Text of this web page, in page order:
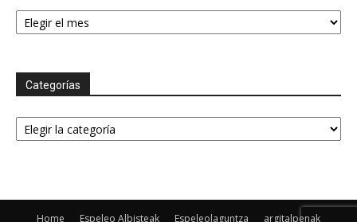
Archivos
Categorías
Categorías
Home Espeleo Albisteak Espeleolaguntza argitalpenak